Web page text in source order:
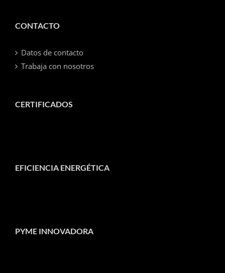
CONTACTO
Datos de contacto
Trabaja con nosotros
CERTIFICADOS
EFICIENCIA ENERGÉTICA
PYME INNOVADORA